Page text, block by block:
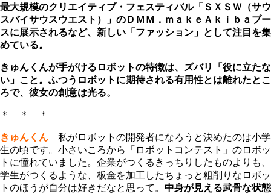
最大規模のクリエイティブ・フェスティバル「ＳＸＳＷ（サウ
スバイサウスウエスト）」のＤＭＭ．ｍａｋｅＡｋｉｂａブー
スに展示されるなど、新しい「ファッション」として注目を集
めている。
きゅんくんが手がけるロボットの特徴は、ズバリ「役に立たな
い」こと。ふつうロボットに期待される有用性とは離れたとこ
ろで、彼女の創意は光る。
＊ ＊ ＊
きゅんくん 私がロボットの開発者になろうと決めたのは小学
生の頃です。小さいころから「ロボットコンテスト」のロボッ
トに憧れていました。企業がつくるきっちりしたものよりも、
学生がつくるような、板金を加工したちょっと粗削りなロボッ
トのほうが自分は好きだなと思って。 中身が見える武骨な状態